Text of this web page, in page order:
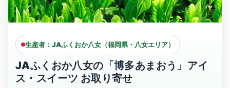
生産者：JAふくおか八女（福岡県・八女エリア）
JAふくおか八女の「博多あまおう」アイ
ス・スイーツ お取り寄せ